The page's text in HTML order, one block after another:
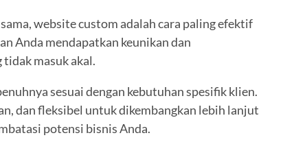
website custom adalah cara paling efektif
Anda mendapatkan keunikan dan
masuk akal.
sesuai dengan kebutuhan spesifik klien.
dan fleksibel untuk dikembangkan lebih lanjut
potensi bisnis Anda.